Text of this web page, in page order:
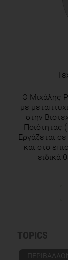
Ming-Ho Yu ,
Toxicology:
Ο Μιχάλης
με
στην
Ποιότητας
Εργάζεται
και στο
ειδικά
TOPICS